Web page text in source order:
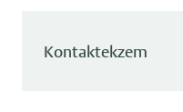
Kontaktekzem